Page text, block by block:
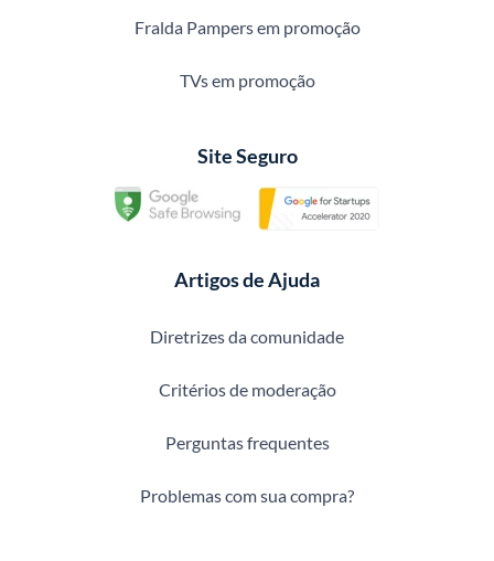
Fralda Pampers em promoção
TVs em promoção
Site Seguro
Artigos de Ajuda
Diretrizes da comunidade
Critérios de moderação
Perguntas frequentes
Problemas com sua compra?